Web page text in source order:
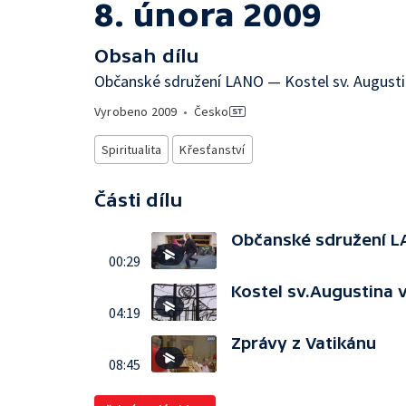
8. února 2009
Obsah dílu
Občanské sdružení LANO — Kostel sv.
Vyrobeno 2009 • Česko
Spiritualita Křesťanství
Části dílu
00:29
Občanské sdružení
04:19
Kostel sv.Augustina
08:45
Zprávy z Vatikánu